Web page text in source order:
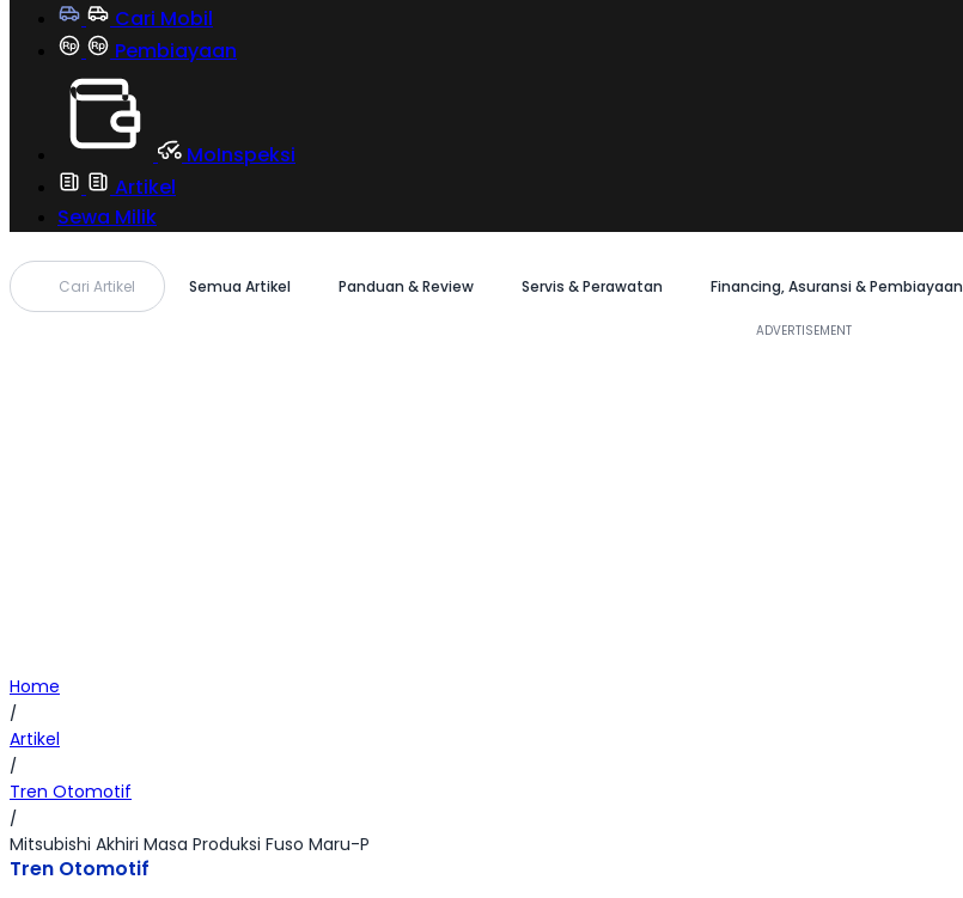
Cari Mobil
Pembiayaan
MoInspeksi
Artikel
Sewa Milik
Cari Artikel Semua Artikel Panduan & Review Servis & Perawatan Financing, Asuransi & Pembiayaan
Home
/
Artikel
/
Tren Otomotif
/
Mitsubishi Akhiri Masa Produksi Fuso Maru-P
Tren Otomotif